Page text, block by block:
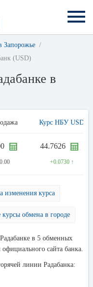
Запорожье
(USD)
в
Курс НБУ USD
0.00
44.7626
+0.0730 ↑
изменения курса
обмена в городе
в 5 обменных
сайта банка.
линии Радабанка: